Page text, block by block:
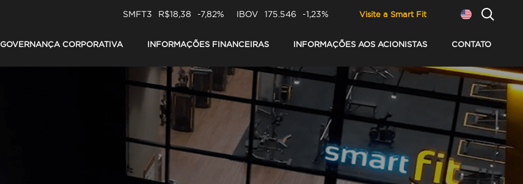
SMFT3 R$18,38 -7,82% IBOV 175.546 -1,23% Visite a Smart Fit
GOVERNANÇA CORPORATIVA INFORMAÇÕES FINANCEIRAS INFORMAÇÕES AOS ACIONISTAS CONTATO